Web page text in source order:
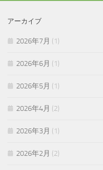
アーカイブ
2026年7月 (1)
2026年6月 (1)
2026年5月 (1)
2026年4月 (2)
2026年3月 (1)
2026年2月 (2)